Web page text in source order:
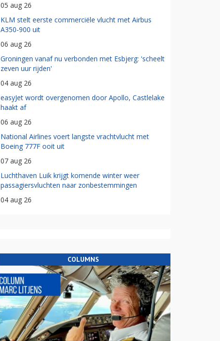
05 aug 26
KLM stelt eerste commerciële vlucht met Airbus
A350-900 uit
06 aug 26
Groningen vanaf nu verbonden met Esbjerg: 'scheelt
zeven uur rijden'
04 aug 26
easyJet wordt overgenomen door Apollo, Castlelake
haakt af
06 aug 26
National Airlines voert langste vrachtvlucht met
Boeing 777F ooit uit
07 aug 26
Luchthaven Luik krijgt komende winter weer
passagiersvluchten naar zonbestemmingen
04 aug 26
COLUMNS